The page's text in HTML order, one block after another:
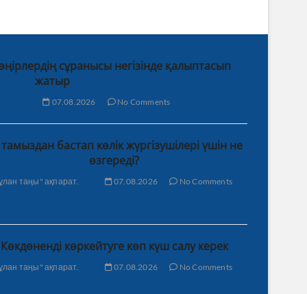
сұранысы негізінде қалыптасып
жатыр
07.08.2026 No Comments
бастап көлік жүргізушілері үшін не
өзгереді?
таңы" ақпарат. 07.08.2026 No Comments
Көкдөненді көркейтуге көп күш салу керек
таңы" ақпарат. 07.08.2026 No Comments